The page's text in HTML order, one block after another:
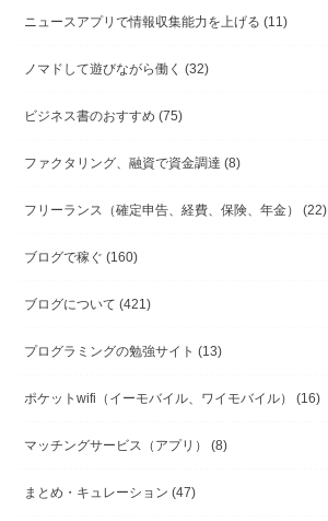
ニュースアプリで情報収集能力を上げる (11)
ノマドして遊びながら働く (32)
ビジネス書のおすすめ (75)
ファクタリング、融資で資金調達 (8)
フリーランス（確定申告、経費、保険、年金） (22)
ブログで稼ぐ (160)
ブログについて (421)
プログラミングの勉強サイト (13)
ポケットwifi（イーモバイル、ワイモバイル） (16)
マッチングサービス（アプリ） (8)
まとめ・キュレーション (47)